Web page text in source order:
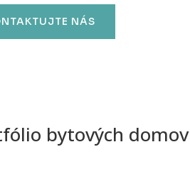
NÁS
bytových domov